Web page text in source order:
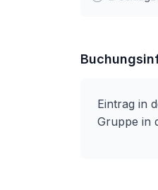
Eintrag in
Gruppe in